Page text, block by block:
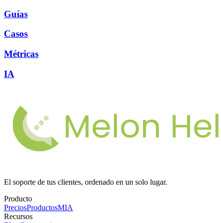
Guías
Casos
Métricas
IA
El soporte de tus clientes, ordenado en un solo lugar.
Producto
PreciosProductosMIA
Recursos